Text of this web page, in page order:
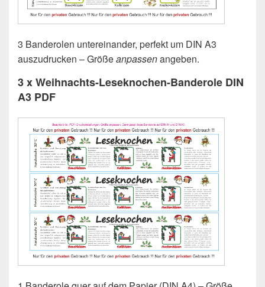
3 Banderolen untereinander, perfekt um DIN A3
auszudrucken – Größeanpassenangeben.
3 xWeihnachts-Leseknochen-Banderole DIN
A3 PDF